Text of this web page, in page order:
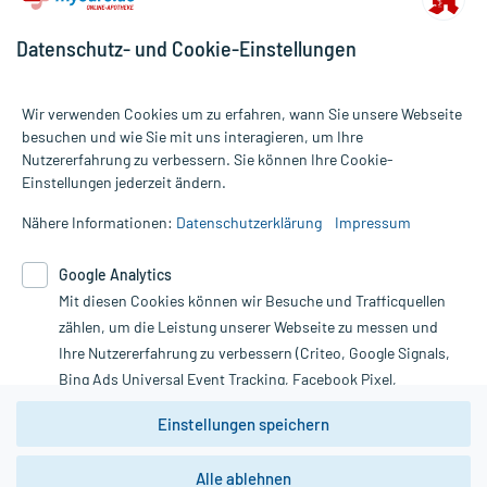
Alle Preise gelten inkl. MwSt., ggf. zzgl. Versandkosten
Informationen auf dieser Website werden ausschließlich für
die Untersuchung und Behandlung durch einen Arzt. Bitte
Therapien eingeleitet werden können. | Diese Webseite benutzt
Google Analytics. Lesen Sie bitte dazu die wichtigen Hinweise in
unserer Datenschutzerklärung. Für den Widerruf einer Bestellung
nutzen Sie das Formular:
Vertrag widerrufen
*Hinweise zu unseren Aktionen und Bewertungen
Datenschutz- und Cookie-Einstellungen
Wir verwenden Cookies um zu erfahren, wann Sie unsere Webseite
besuchen und wie Sie mit uns interagieren, um Ihre
Nutzererfahrung zu verbessern. Sie können Ihre Cookie-
Einstellungen jederzeit ändern.
Nähere Informationen: Datenschutzerklärung Impressum
Google Analytics
Mit diesen Cookies können wir Besuche und Trafficquellen
zählen, um die Leistung unserer Webseite zu messen und
Ihre Nutzererfahrung zu verbessern (Criteo, Google Signals,
Bing Ads Universal Event Tracking, Facebook Pixel,
Youtube-Social Plugin).
Wir weisen darauf hin, dass die
zwingend den Europäischen Anforderungen gem. EU-
Einstellungen speichern
Alle ablehnen